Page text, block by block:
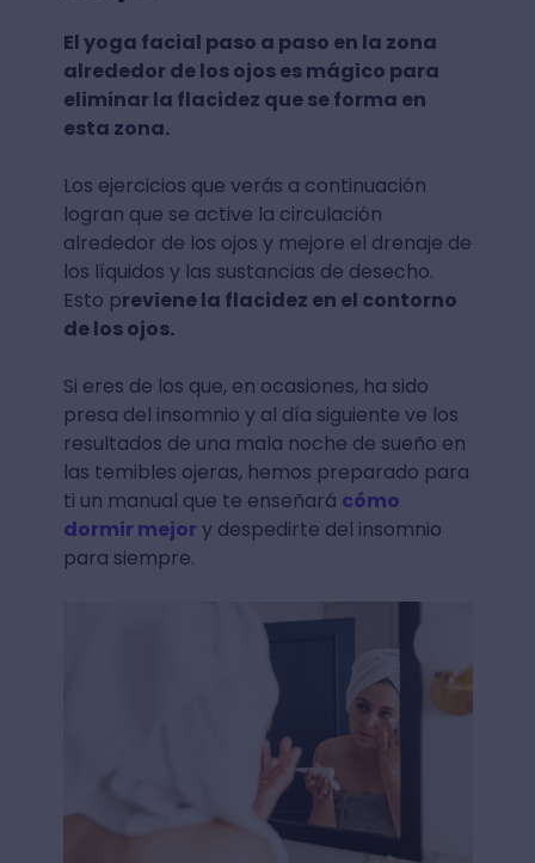
El yoga facial paso a paso en la zona
alrededor de los ojos es mágico para
eliminar la flacidez que se forma en
esta zona.
Los ejercicios que verás a continuación
logran que se active la circulación
alrededor de los ojos y mejore el drenaje de
los líquidos y las sustancias de desecho.
Esto previene la flacidez en el contorno
de los ojos.
Si eres de los que, en ocasiones, ha sido
presa del insomnio y al día siguiente ve los
resultados de una mala noche de sueño en
las temibles ojeras, hemos preparado para
ti un manual que te enseñará cómo
dormir mejor y despedirte del insomnio
para siempre.